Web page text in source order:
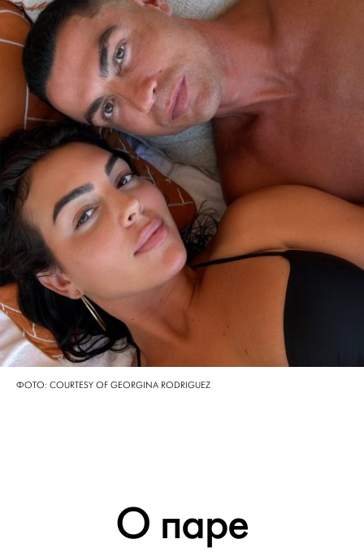
ФОТО: COURTESY OF GEORGINA RODRIGUEZ
О паре